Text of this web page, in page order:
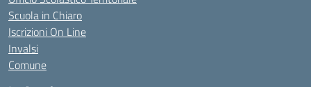
Scuola in Chiaro
Iscrizioni On Line
Invalsi
Comune